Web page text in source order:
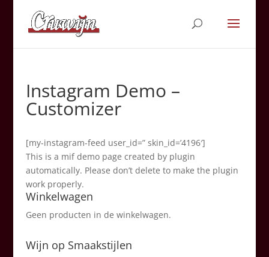
Instagram Demo –
Customizer
[my-instagram-feed user_id=” skin_id=’4196′]
This is a mif demo page created by plugin
automatically. Please don’t delete to make the plugin
work properly.
Winkelwagen
Geen producten in de winkelwagen.
Wijn op Smaakstijlen